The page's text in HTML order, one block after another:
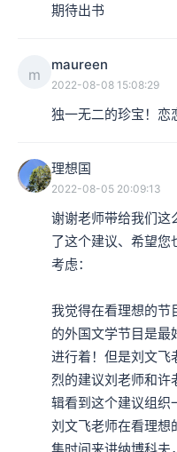
期待出书
m
maureen
2022-08-08 15:08:29
独一无二的珍宝！恋
理想国
2022-08-05 20:09:13
谢谢老师带给我们这
了这个建议、希望您
考虑：
我觉得在看理想的节
的外国文学节目是最
进行着！但是刘文飞
烈的建议刘老师和许
辑看到这个建议组织
刘文飞老师在看理想
集时间来讲纳博科夫